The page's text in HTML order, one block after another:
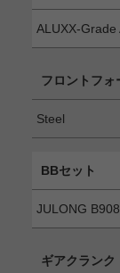
ALUXX-
フロントフォ
Steel
BBセット
JULONG
ギアクランク